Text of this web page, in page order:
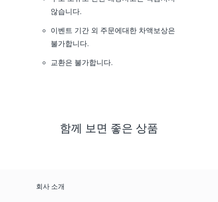
않습니다.
이벤트 기간 외 주문에대한 차액보상은
불가합니다.
교환은 불가합니다.
함께 보면 좋은 상품
회사 소개